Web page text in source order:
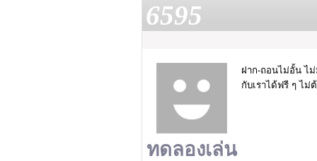
6595
ทดลองเล่น
ฝาก-ถอนไม่อั้น ไ
กับเราได้ฟรี ๆ ไ